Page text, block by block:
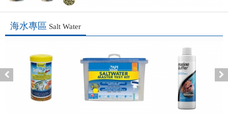
海水專區 Salt Water